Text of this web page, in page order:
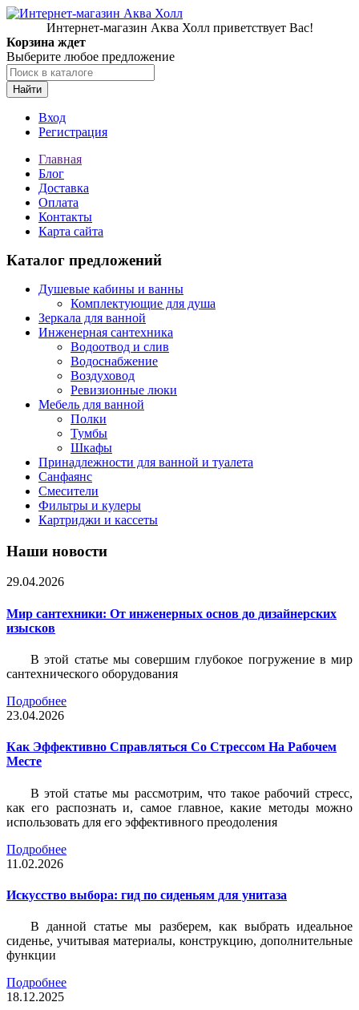
Интернет-магазин Аква Холл приветствует Вас!
Корзина ждет
Выберите любое предложение
Найти
Вход
Регистрация
Главная
Блог
Доставка
Оплата
Контакты
Карта сайта
Каталог предложений
Душевые кабины и ванны
Комплектующие для душа
Зеркала для ванной
Инженерная сантехника
Водоотвод и слив
Водоснабжение
Воздуховод
Ревизионные люки
Мебель для ванной
Полки
Тумбы
Шкафы
Принадлежности для ванной и туалета
Санфаянс
Смесители
Фильтры и кулеры
Картриджи и кассеты
Наши новости
29.04.2026
Мир сантехники: От инженерных основ до дизайнерских
изысков
В этой статье мы совершим глубокое погружение в мир
сантехнического оборудования
Подробнее
23.04.2026
Как Эффективно Справляться Со Стрессом На Рабочем
Месте
В этой статье мы рассмотрим, что такое рабочий стресс,
как его распознать и, самое главное, какие методы можно
использовать для его эффективного преодоления
Подробнее
11.02.2026
Искусство выбора: гид по сиденьям для унитаза
В данной статье мы разберем, как выбрать идеальное
сиденье, учитывая материалы, конструкцию, дополнительные
функции
Подробнее
18.12.2025